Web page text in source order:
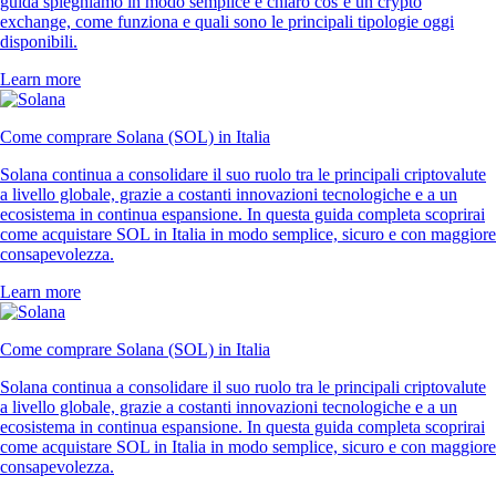
exchange, come funziona e quali sono le principali tipologie oggi
disponibili.
Learn more
Come comprare Solana (SOL) in Italia
Solana continua a consolidare il suo ruolo tra le principali criptovalute
a livello globale, grazie a costanti innovazioni tecnologiche e a un
ecosistema in continua espansione. In questa guida completa scoprirai
come acquistare SOL in Italia in modo semplice, sicuro e con maggiore
consapevolezza.
Learn more
Come comprare Solana (SOL) in Italia
Solana continua a consolidare il suo ruolo tra le principali criptovalute
a livello globale, grazie a costanti innovazioni tecnologiche e a un
ecosistema in continua espansione. In questa guida completa scoprirai
come acquistare SOL in Italia in modo semplice, sicuro e con maggiore
consapevolezza.